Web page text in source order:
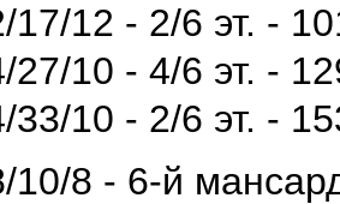
17/12 - 2/6 эт. -
27/10 - 4/6 эт. -
33/10 - 2/6 эт. -
10/8 - 6-й